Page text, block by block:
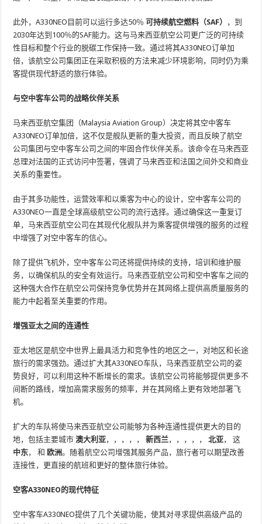
此外，A330NEO目前可以运行多达50％可持续航空燃料（SAF）
，到
2030年达到100％的SAF能力。这与马来西亚航空公司更广泛的可持续
性目标和整个行业的脱碳工作保持一致。通过将其A330NEO订单加
倍，该航空公司集团正在采取积极的方法来减少环境影响，同时仍为乘
客提供现代舒适的旅行体验。
与空中客车公司的战略伙伴关系
马来西亚航空集团（Malaysia Aviation Group）决定将其空中客车
A330NEO订单加倍，这不仅是舰队更新的重大投资，而且反映了航空
公司集团与空中客车公司之间的牢固合作伙伴关系。该命令在马来西亚
总理对法国的正式访问中签署，强调了马来西亚和法国之间外交和商业
关系的重要性。
由于其多功能性，运营效率和以乘客为中心的设计，空中客车公司的
A330NEO一直是全球高级航空公司的流行选择。通过确保这一重复订
单，马来西亚航空公司在其现代化舰队并为乘客提供增强的服务的过程
中增强了对空中客车的信心。
除了提供飞机外，空中客车公司还将提供持续的支持，培训和维护服
务，以确保机队的安全有效运行。马来西亚航空公司和空中客车之间的
这种强大合作在航空公司保持竞争优势并在其网络上提供高质量服务的
能力中起着至关重要的作用。
增强亚太之间的连通性
亚太地区是航空中世界上最具活力和竞争性的地区之一，对地区和长途
旅行的需求强劲。通过扩大其A330NEO车队，马来西亚航空公司的姿
势良好，可以利用这种不断增长的需求。该航空公司将能够提供更多不
间断的路线，增加高需求服务的频率，并在其网络上更有效地部署飞
机。
扩大的车队将使马来西亚航空公司能够为各种连通性提供更大的目的
地，包括主要城市澳大利亚，，，，，新西兰，，，，，北亚， 这
中东， 和 欧洲。随着航空公司增强其服务产品，旅行者可以期望改善
连接性，更直接的航班和更好的整体旅行体验。
空客A330NEO的现代特征
空中客车A330NEO提供了几个关键功能，使其对寻求提供高级产品的